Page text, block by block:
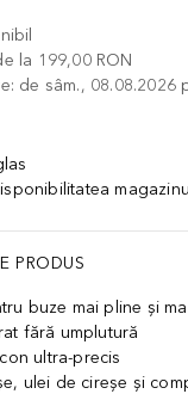
la 199,00 RON
de sâm., 08.08.2026
ADĂUGAȚI ÎN COŞ
PRODUS
buze mai pline și
fără umplutură
ultra-precis
ulei de cireșe și